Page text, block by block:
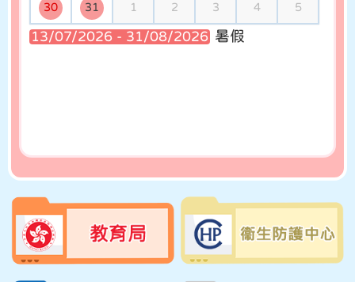
23/01/2026
古今拼六藝—「『禮』固
家邦‧儀安天下」AI短片
23/01/2026
古今拼六藝—「『禮』固
家邦‧儀安天下」電子繪
30 31 1 2 3 4 5
13/07/2026 - 31/08/2026 暑假